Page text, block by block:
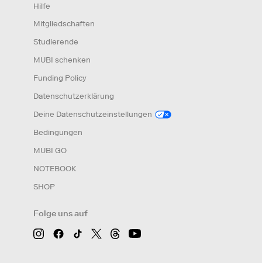
Folge uns auf
Hilfe
Mitgliedschaften
Studierende
MUBI schenken
Funding Policy
Datenschutzerklärung
Deine Datenschutzeinstellungen
Bedingungen
MUBI GO
NOTEBOOK
SHOP